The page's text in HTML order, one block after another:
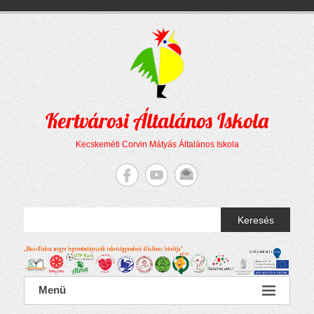
Kertvárosi Általános Iskola
Kecskeméti Corvin Mátyás Általános Iskola
Keresés
Menü